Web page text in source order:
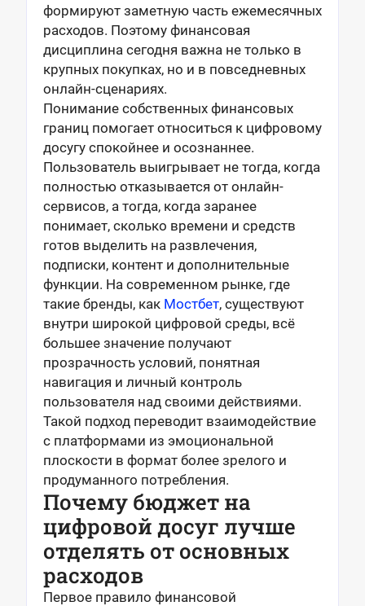
формируют заметную часть ежемесячных
расходов. Поэтому финансовая
дисциплина сегодня важна не только в
крупных покупках, но и в повседневных
онлайн-сценариях.
Понимание собственных финансовых
границ помогает относиться к цифровому
досугу спокойнее и осознаннее.
Пользователь выигрывает не тогда, когда
полностью отказывается от онлайн-
сервисов, а тогда, когда заранее
понимает, сколько времени и средств
готов выделить на развлечения,
подписки, контент и дополнительные
функции. На современном рынке, где
такие бренды, как Мостбет, существуют
внутри широкой цифровой среды, всё
большее значение получают
прозрачность условий, понятная
навигация и личный контроль
пользователя над своими действиями.
Такой подход переводит взаимодействие
с платформами из эмоциональной
плоскости в формат более зрелого и
продуманного потребления.
Почему бюджет на
цифровой досуг лучше
отделять от основных
расходов
Первое правило финансовой